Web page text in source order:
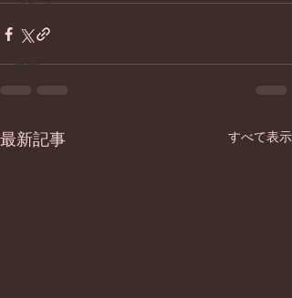
ワイン
器
菓子
最新記事 すべて表示